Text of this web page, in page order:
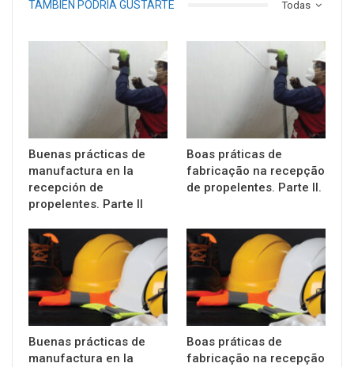
Todas
TAMBIÉN PODRÍA GUSTARTE
Buenas prácticas de
manufactura en la
recepción de
propelentes. Parte II
Boas práticas de
fabricação na recepção
de propelentes. Parte II.
Buenas prácticas de
manufactura en la
Boas práticas de
fabricação na recepção